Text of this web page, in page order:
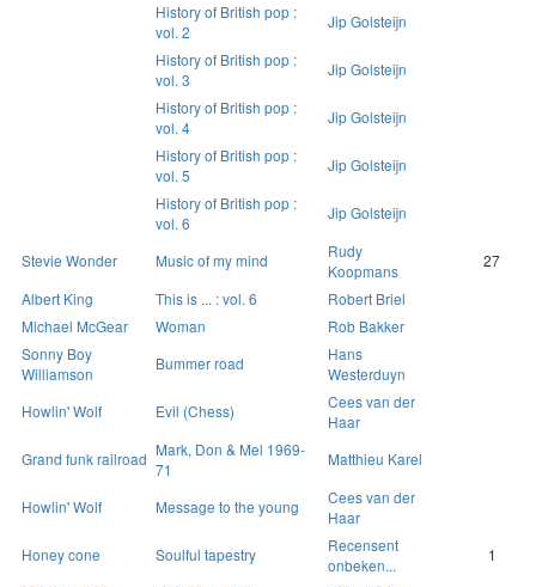
History of British pop :
vol. 2
Jip Golsteijn
History of British pop :
vol. 3
Jip Golsteijn
History of British pop :
vol. 4
Jip Golsteijn
History of British pop :
vol. 5
Jip Golsteijn
History of British pop :
vol. 6
Jip Golsteijn
Stevie Wonder Music of my mind
Rudy
Koopmans
27
Albert King
This is ... : vol. 6
Robert Briel
Michael McGear
Woman
Rob Bakker
Sonny Boy
Williamson
Bummer road
Hans
Westerduyn
Howlin' Wolf
Evil (Chess)
Cees van der
Haar
Grand funk railroad Mark, Don & Mel 1969-
71
Matthieu Karel
Howlin' Wolf Message to the young
Cees van der
Haar
Honey cone
Soulful tapestry
Recensent
onbeken...
1